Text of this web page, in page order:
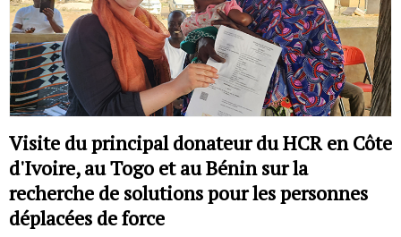
Visite du principal donateur du HCR en Côte
d'Ivoire, au Togo et au Bénin sur la
recherche de solutions pour les personnes
déplacées de force